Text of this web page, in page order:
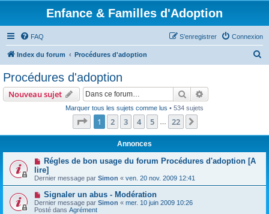
Enfance & Familles d'Adoption
FAQ Connexion
S’enregistrer
Index du forum Procédures d'adoption
h
Procédures d'adoption
Nouveau sujet Rechercher
Marquer tous les sujets comme lus • 534 sujets
Page 1sur22
1 2 3 4 5 22
Annonces
Régles de bon usage du forum Procédures d'adoption [A
lire]
Dernier message par Simon « ven. 20 nov. 2009 12:41
Signaler un abus - Modération
Dernier message par Simon « mer. 10 juin 2009 10:26
Posté dans Agrément